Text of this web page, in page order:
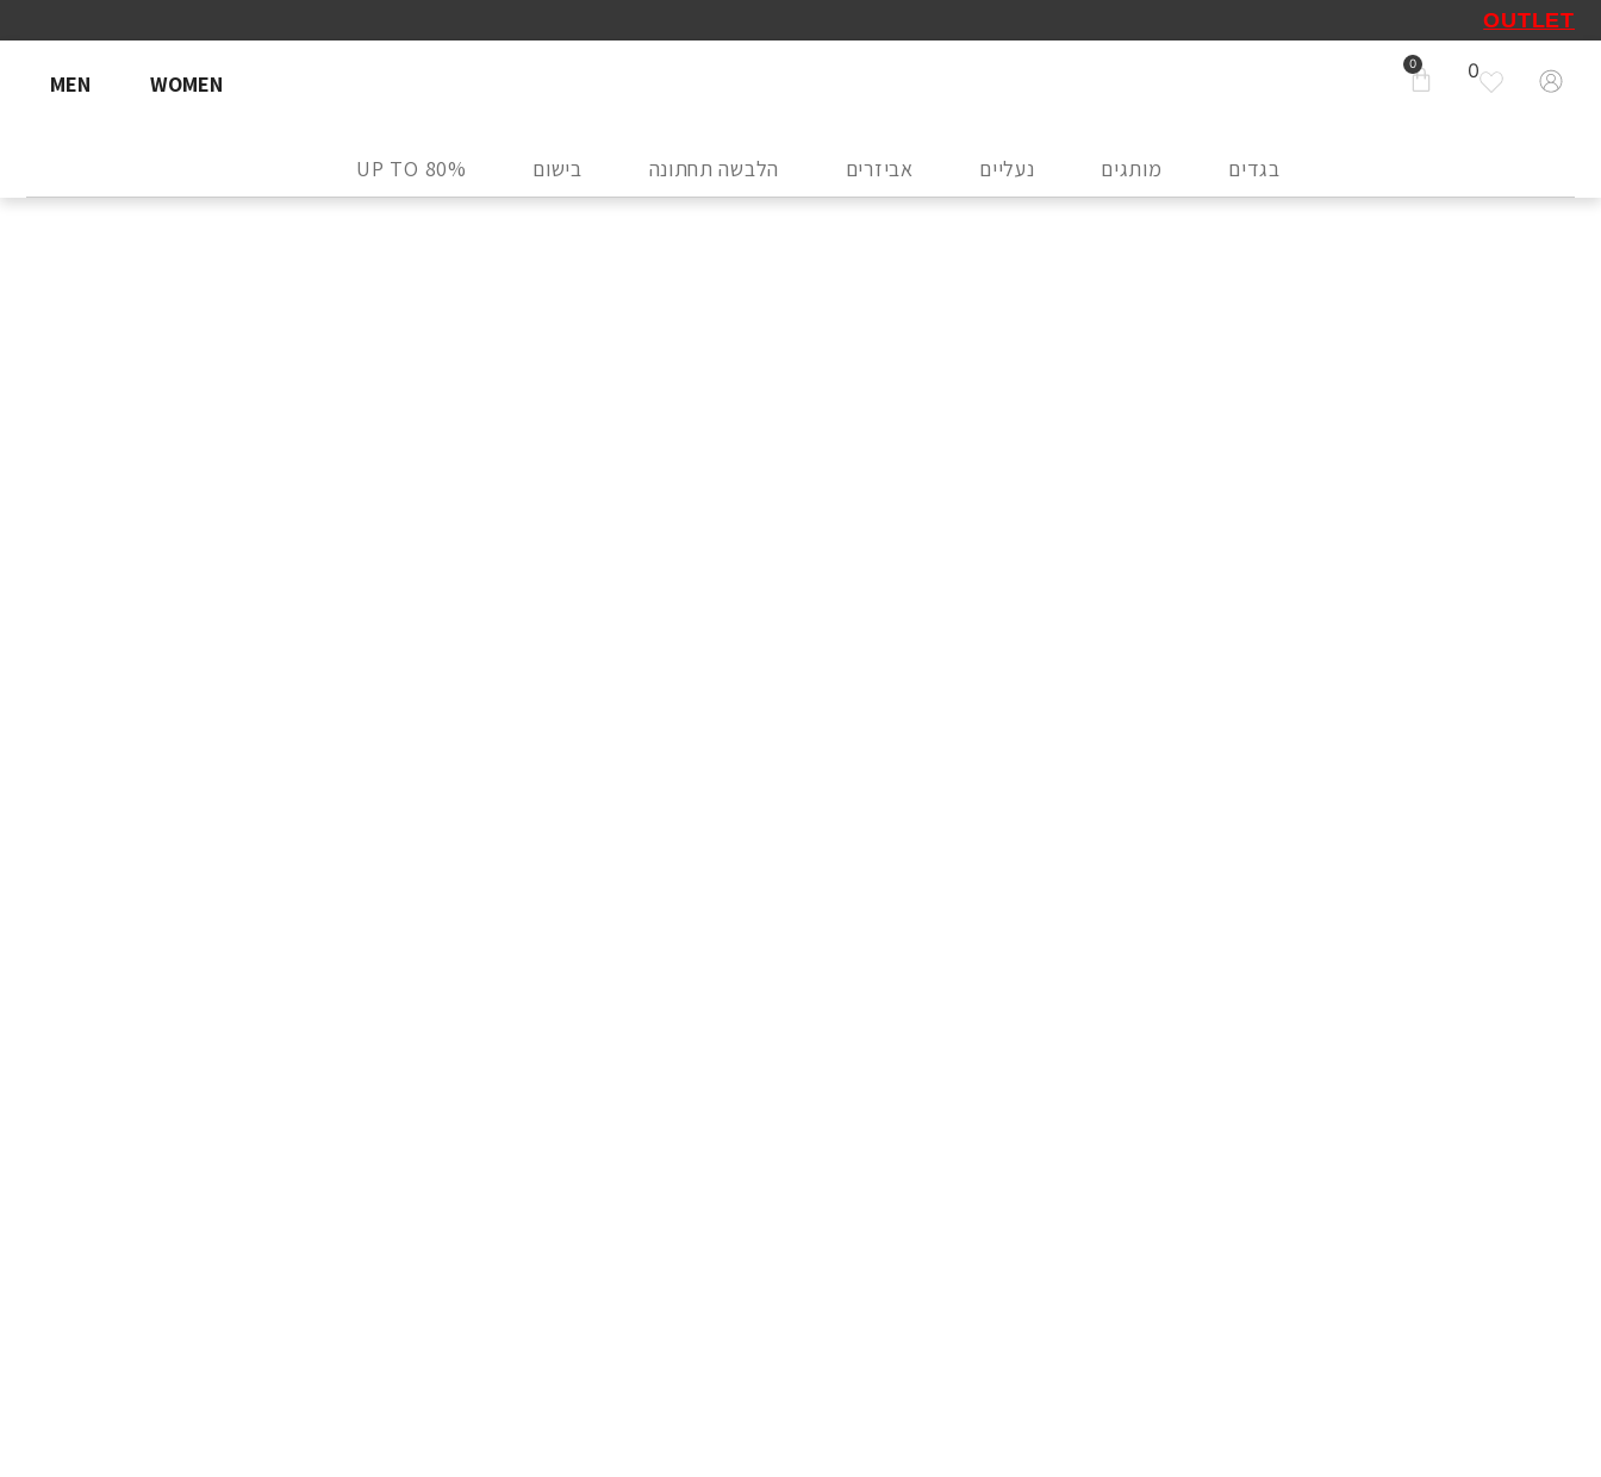
OUTLET
0
WOMEN
MEN
בגדים מותגים נעליים אביזרים הלבשה תחתונה בישום UP TO 80%